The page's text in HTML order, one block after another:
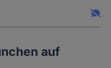
auf